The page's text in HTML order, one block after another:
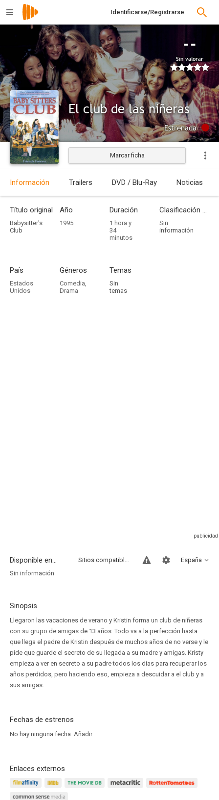
Identificarse/Registrarse
--
Sin valorar
El club de las niñeras
Estrenada
Marcar ficha
Información Trailers DVD / Blu-Ray Noticias
Título original
Babysitter's
Club
Año
1995
Duración
1 hora y
34
minutos
Clasificación por edades
Sin
información
País
Estados
Unidos
Géneros
Comedia,
Drama
Temas
Sin
temas
Disponible en... España
Sitios compatibles
Sin información
Sinopsis
Llegaron las vacaciones de verano y Kristin forma un club de niñeras
con su grupo de amigas de 13 años. Todo va a la perfección hasta
que llega el padre de Kristin después de muchos años de no verse y le
pide que guarde el secreto de su llegada a su madre y amigas. Kristy
empieza a ver en secreto a su padre todos los días para recuperar los
años perdidos, pero haciendo eso, empieza a descuidar a el club y a
sus amigas.
Fechas de estrenos
No hay ninguna fecha. Añadir
Enlaces externos